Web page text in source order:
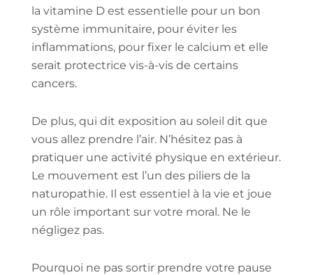
la vitamine D est essentielle pour un bon
système immunitaire, pour éviter les
inflammations, pour fixer le calcium et elle
serait protectrice vis-à-vis de certains
cancers.
De plus, qui dit exposition au soleil dit que
vous allez prendre l’air. N’hésitez pas à
pratiquer une activité physique en extérieur.
Le mouvement est l’un des piliers de la
naturopathie. Il est essentiel à la vie et joue
un rôle important sur votre moral. Ne le
négligez pas.
Pourquoi ne pas sortir prendre votre pause